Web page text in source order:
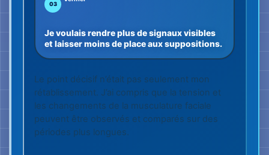
et d’échanges, jusqu’à ce que la méthode
Le résultat est une méthode transmissible avec
vocabulaire commun aux observations visibles
et exigent que chaque interprétation soit
confrontée au contexte.